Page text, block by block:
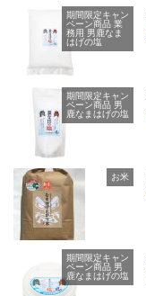
期間限定キャン
ペーン商品 業
務用 男鹿なま
はげの塩
期間限定キャン
ペーン商品 男
鹿なまはげの塩
お米
期間限定キャン
ペーン商品 男
鹿なまはげの塩